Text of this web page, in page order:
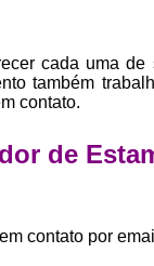
cada uma
também
contato.
de
contato por